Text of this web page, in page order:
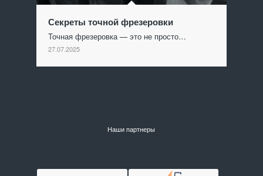
Секреты точной фрезеровки
Точная фрезеровка — это не просто…
27.07.2025
Наши партнеры